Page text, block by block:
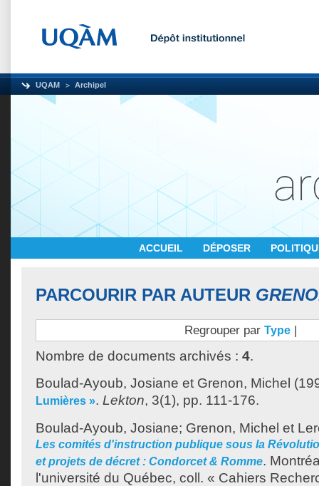
UQAM Archipel
ACCUEIL DÉPOSER
PARCOURIR PAR AUTEUR
Regrouper par Type |
Nombre de documents archivés : 4.
Boulad-Ayoub, Josiane et Grenon, Michel
Lumières ». Lekton, 3(1), pp. 111-176.
Boulad-Ayoub, Josiane; Grenon, Michel et
Les comités d'instruction publique sous la
et projets de décret : Condorcet & Romme.
l'université du Québec, coll. « Cahiers